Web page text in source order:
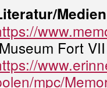
Medien
Fort
mpc/